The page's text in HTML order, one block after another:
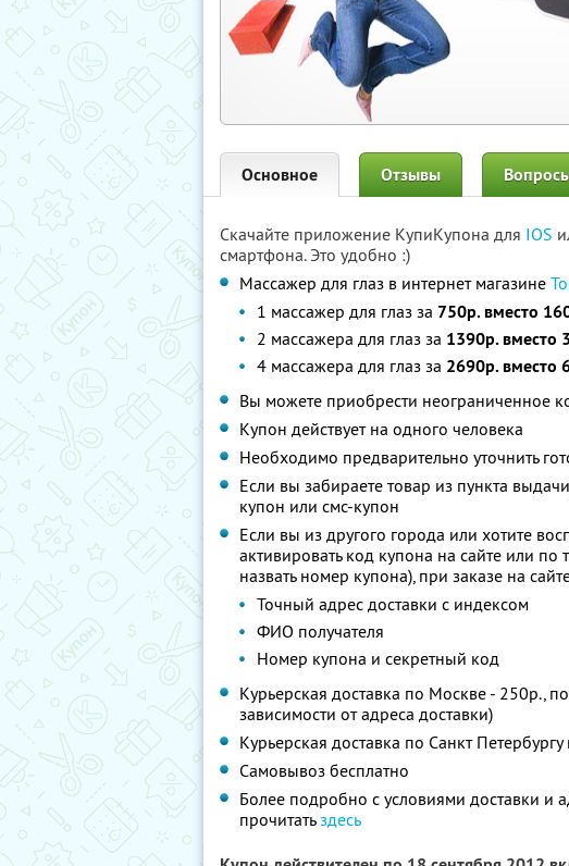
Основное Отзывы
Скачайте приложение КупиКупона для IOS
смартфона. Это удобно :)
Массажер для глаз в интернет магазине
1 массажер для глаз за 750р. вместо
2 массажера для глаз за 1390р. вместо
4 массажера для глаз за 2690р. вместо
Вы можете приобрести неограниченное
Купон действует на одного человека
Необходимо предварительно уточнить
Если вы забираете товар из пункта
купон или смс-купон
Если вы из другого города или хотите
активировать код купона на сайте или
назвать номер купона), при заказе на
Точный адрес доставки с индексом
ФИО получателя
Номер купона и секретный код
Курьерская доставка по Москве - 250р.,
зависимости от адреса доставки)
Курьерская доставка по Санкт
Самовывоз бесплатно
Более подробно с условиями доставки и
прочитатьздесь